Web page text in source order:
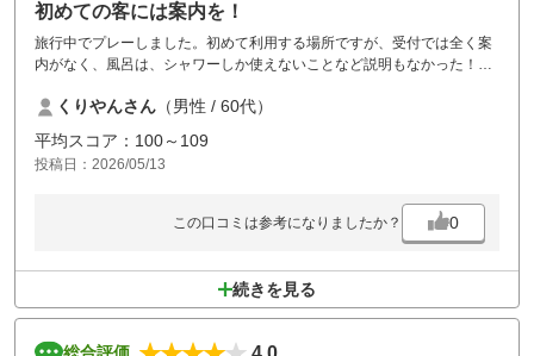
初めての客には案内を！
旅行中でプレーしました。初めて利用する場所ですが、受付では全く案
内がなく、風呂は、シャワーしか使えないことなど説明もなかった！受
った！くりやんさん （男性 / 60代）
平均スコア：100～109
投稿日：2026/05/13
この口コミは参考になりましたか？ 0
続きを見る